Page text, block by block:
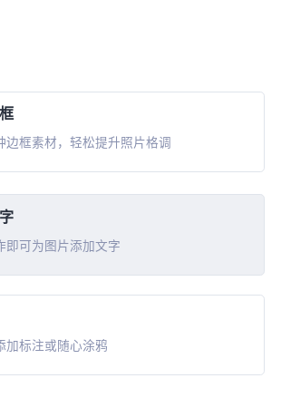
边框素材，轻松提升照片格调
即可为图片添加文字
加标注或随心涂鸦